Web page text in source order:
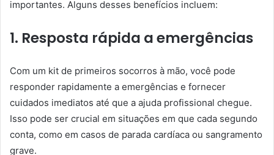
importantes. Alguns desses benefícios incluem:
1. Resposta rápida a emergências
Com um kit de primeiros socorros à mão, você pode
responder rapidamente a emergências e fornecer
cuidados imediatos até que a ajuda profissional chegue.
Isso pode ser crucial em situações em que cada segundo
conta, como em casos de parada cardíaca ou sangramento
grave.